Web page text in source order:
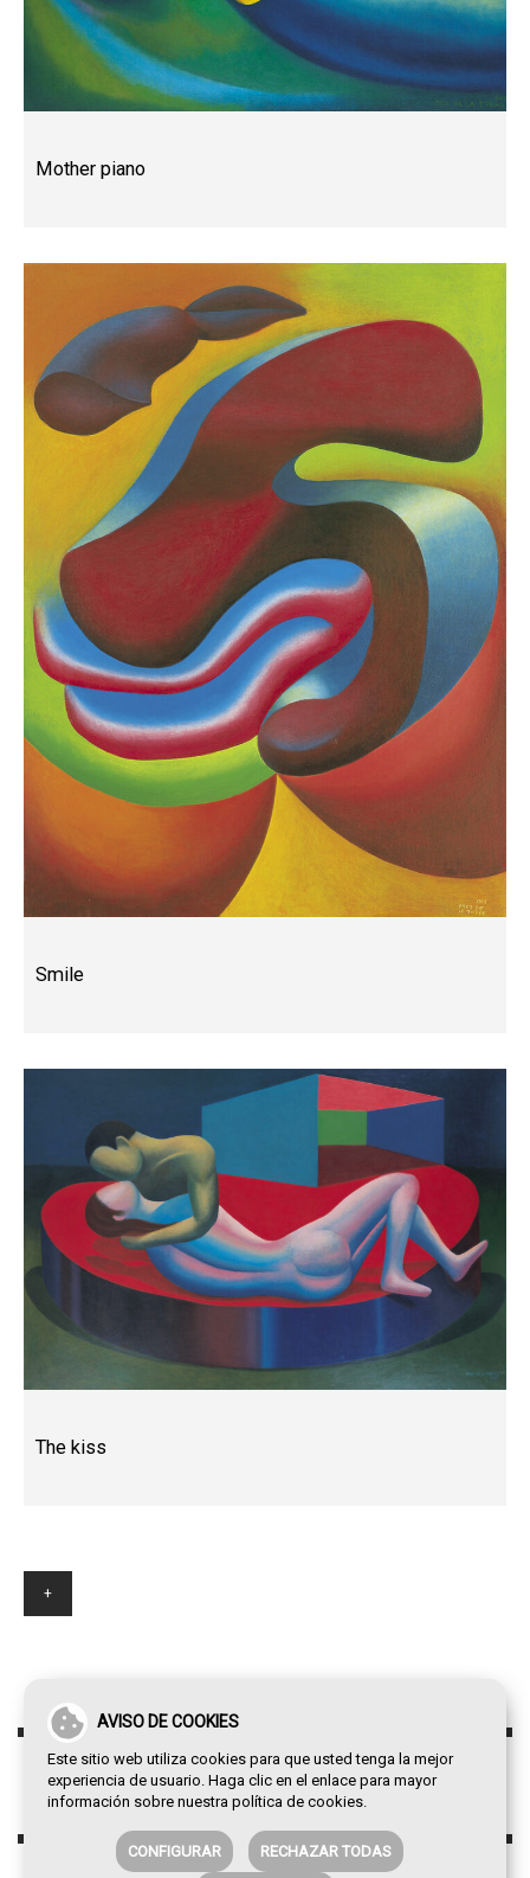
AVISO DE COOKIES
Este sitio web utiliza cookies para que usted tenga la mejor
experiencia de usuario. Haga clic en el enlace para mayor
información sobre nuestra política de cookies.
CONFIGURAR RECHAZAR TODAS
Mother piano
Smile
The kiss
+